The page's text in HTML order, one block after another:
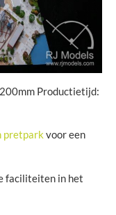
Productietijd:
pretpark voor een
faciliteiten in het